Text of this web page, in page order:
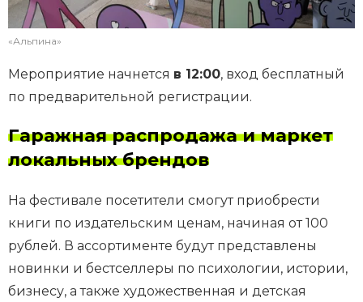
«Альпина»
Мероприятие начнется в 12:00, вход бесплатный
по предварительной регистрации.
Гаражная распродажа и маркет
локальных брендов
На фестивале посетители смогут приобрести
книги по издательским ценам, начиная от 100
рублей. В ассортименте будут представлены
новинки и бестселлеры по психологии, истории,
бизнесу, а также художественная и детская